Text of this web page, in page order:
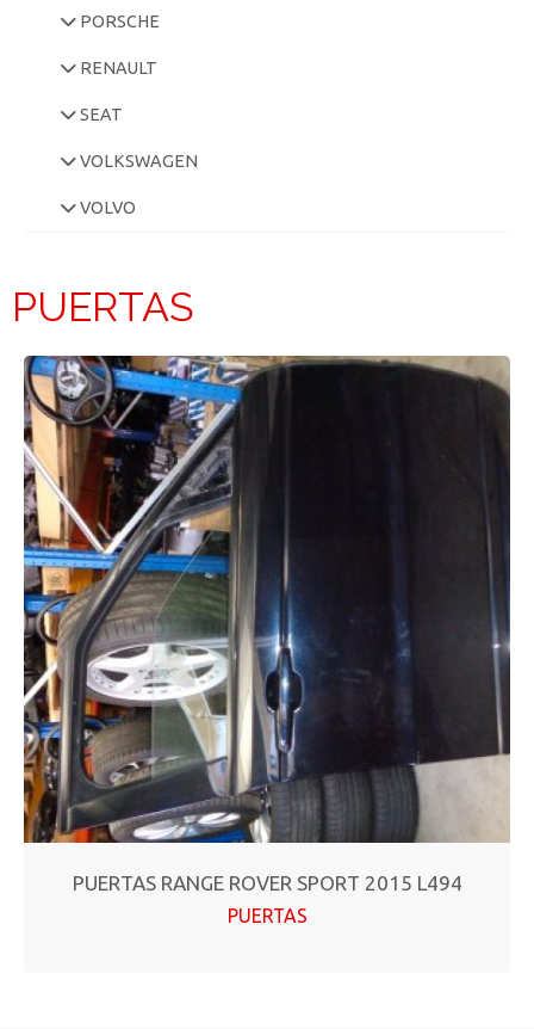
PORSCHE
RENAULT
SEAT
VOLKSWAGEN
VOLVO
PUERTAS
PUERTAS RANGE ROVER SPORT 2015 L494
PUERTAS